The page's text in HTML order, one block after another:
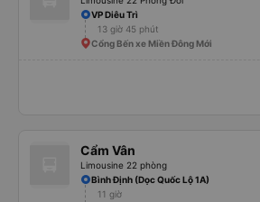
VP Diêu Trì
13 giờ 45 phút
Cổng Bến xe Miền Đông Mới
Cẩm Vân
Limousine 22 phòng
Bình Định (Dọc Quốc Lộ 1A)
11 giờ